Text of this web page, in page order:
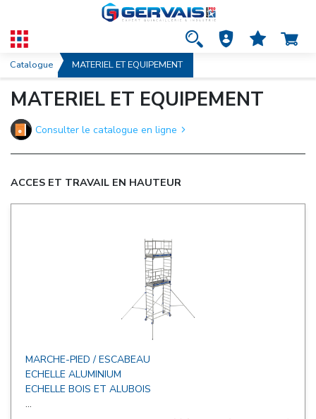
Catalogue MATERIEL ET EQUIPEMENT
MATERIEL ET EQUIPEMENT
Consulter le catalogue en ligne
ACCES ET TRAVAIL EN HAUTEUR
MARCHE-PIED / ESCABEAU
ECHELLE ALUMINIUM
ECHELLE BOIS ET ALUBOIS
...